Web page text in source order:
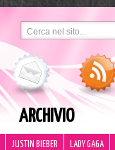
ARCHIVIO
JUSTIN BIEBER LADY GAGA